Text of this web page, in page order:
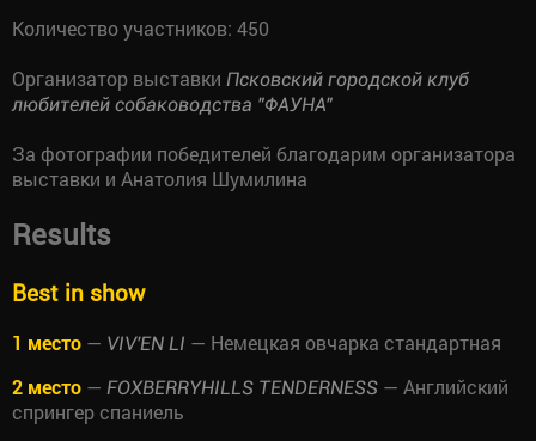
Количество участников: 450
Организатор выставки Псковский городской клуб
любителей собаководства "ФАУНА"
За фотографии победителей благодарим организатора
выставки и Анатолия Шумилина
Results
Best in show
1 место — VIV'EN LI — Немецкая овчарка стандартная
2 место — FOXBERRYHILLS TENDERNESS — Английский
спрингер спаниель